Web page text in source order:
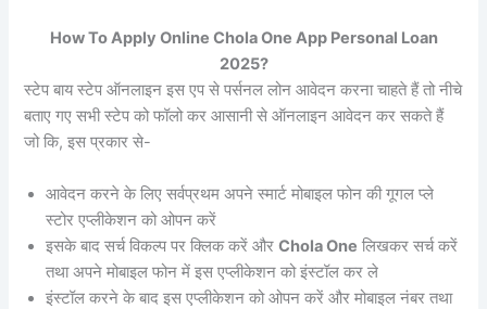
How To Apply Online Chola One App Personal Loan
2025?
स्टेप बाय स्टेप ऑनलाइन इस एप से पर्सनल लोन आवेदन करना चाहते हैं तो नीचे
बताए गए सभी स्टेप को फॉलो कर आसानी से ऑनलाइन आवेदन कर सकते हैं
जो कि, इस प्रकार से-
आवेदन करने के लिए सर्वप्रथम अपने स्मार्ट मोबाइल फोन की गूगल प्ले
स्टोर एप्लीकेशन को ओपन करें
इसके बाद सर्च विकल्प पर क्लिक करें औरChola One लिखकर सर्च करें
तथा अपने मोबाइल फोन में इस एप्लीकेशन को इंस्टॉल कर ले
इंस्टॉल करने के बाद इस एप्लीकेशन को ओपन करें और मोबाइल नंबर तथा